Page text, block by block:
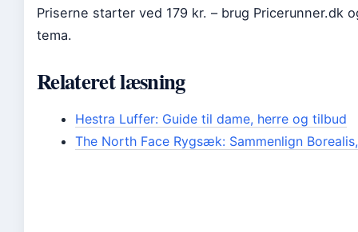
Priserne starter ved 179 kr. – brug
tema.
Relateret læsning
Hestra Luffer: Guide til dame, herre og tilbud
The North Face Rygsæk: Sammenlign